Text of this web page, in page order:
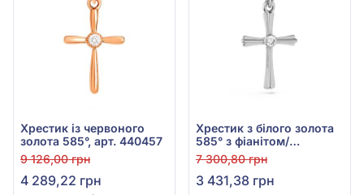
Хрестик із червоного
золота 585°, арт. 440457
9 126,00 грн
4 289,22 грн
Хрестик з білого золота
585° з фіанітом/
куб.цирконієм, арт.
440458б
7 300,80 грн
3 431,38 грн